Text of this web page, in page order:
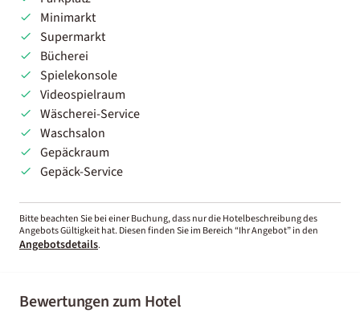
Minimarkt
Supermarkt
Bücherei
Spielekonsole
Videospielraum
Wäscherei-Service
Waschsalon
Gepäckraum
Gepäck-Service
Bitte beachten Sie bei einer Buchung, dass nur die Hotelbeschreibung des
Angebots Gültigkeit hat. Diesen finden Sie im Bereich “Ihr Angebot” in den
Angebotsdetails.
Bewertungen zum Hotel